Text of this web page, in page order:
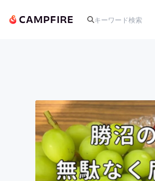
アート・写真
テクノロジー・ガ
映像・映画